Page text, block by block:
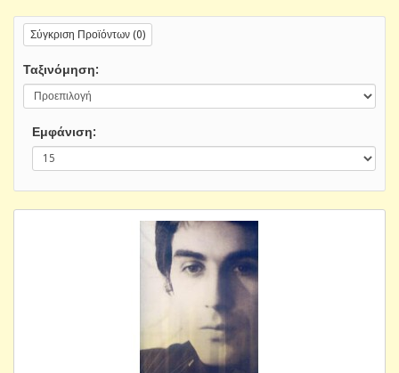
Σύγκριση Προϊόντων (0)
Ταξινόμηση:
Εμφάνιση: